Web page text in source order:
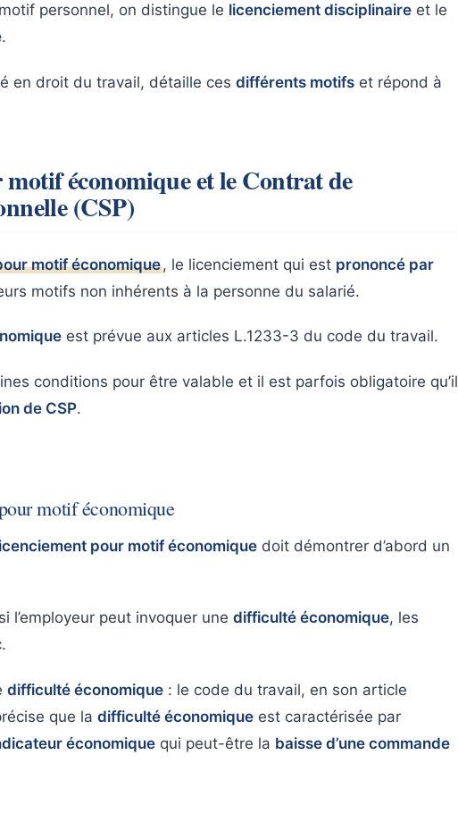
personnel, on distingue le licenciement disciplinaire et le
.
en droit du travail, détaille ces différents motifs et répond à
économique et le Contrat de
(CSP)
motif économique , le licenciement qui est prononcé par
motifs non inhérents à la personne du salarié.
est prévue aux articles L.1233-3 du code du travail.
conditions pour être valable et il est parfois obligatoire qu’il
de CSP.
motif économique
pour motif économique doit démontrer d’abord un
l’employeur peut invoquer une difficulté économique, les
difficulté économique : le code du travail, en son article
que la difficulté économique est caractérisée par
économique qui peut-être la baisse d’une commande